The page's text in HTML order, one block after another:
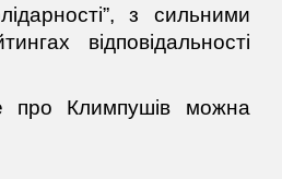
з сильними
відповідальності
про Климпушів можна